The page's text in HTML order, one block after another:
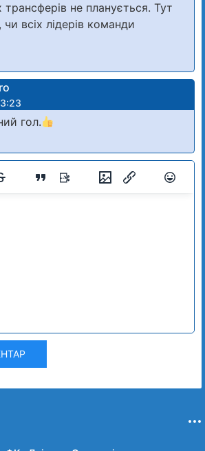
трансферів не планується. Тут
чи всіх лідерів команди
гол.